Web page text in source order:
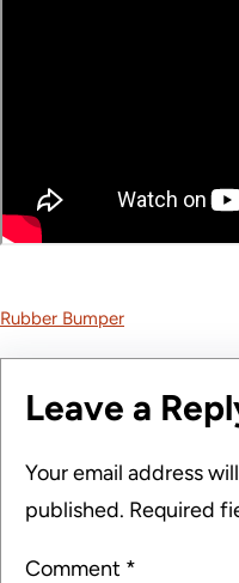
Rubber Bumper
Leave a
Your email address
published. Required
Comment *